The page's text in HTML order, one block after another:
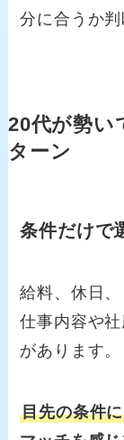
分に合うか判
20代が勢い
ターン
条件だけで
給料、休日、
仕事内容や
があります。
目先の条件